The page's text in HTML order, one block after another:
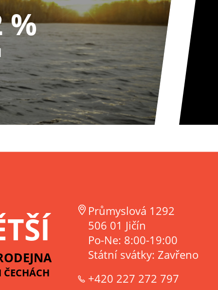
%
Průmyslová 1292
506 01 Jičín
Po-Ne: 8:00-19:00
Státní svátky: Zavřeno
+420 227 272 797